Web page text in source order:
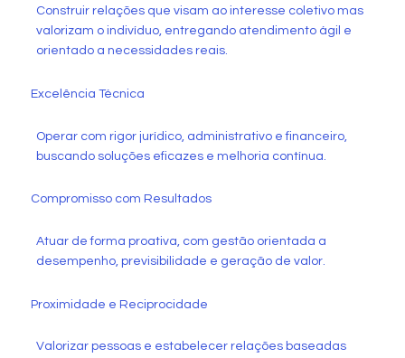
Construir relações que visam ao interesse coletivo mas
valorizam o indivíduo, entregando atendimento ágil e
orientado a necessidades reais.
Excelência Técnica
Operar com rigor jurídico, administrativo e financeiro,
buscando soluções eficazes e melhoria contínua.
Compromisso com Resultados
Atuar de forma proativa, com gestão orientada a
desempenho, previsibilidade e geração de valor.
Proximidade e Reciprocidade
Valorizar pessoas e estabelecer relações baseadas